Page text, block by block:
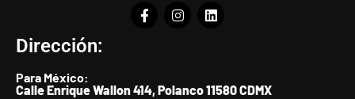
Dirección:
Para México:
Calle Enrique Wallon 414, Polanco 11580 CDMX